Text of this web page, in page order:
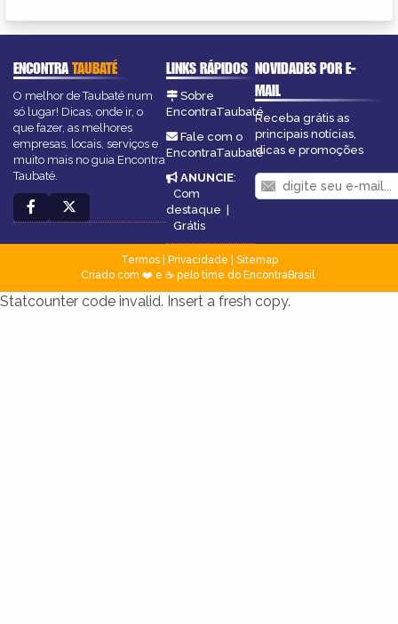
ENCONTRATAUBATÉ
O melhor de Taubaté num
só lugar! Dicas, onde ir, o
que fazer, as melhores
empresas, locais, serviços e
muito mais no guia Encontra
Taubaté.
LINKS RÁPIDOS
Sobre
EncontraTaubaté
Fale com o
EncontraTaubaté
ANUNCIE:
Com
destaque |
Grátis
NOVIDADES POR E-
MAIL
Receba grátis as
principais notícias,
dicas e promoções
Termos| Privacidade
Sitemap
Criado com ❤️ e ☕ pelo time do EncontraBrasil
Statcounter code invalid. Insert a fresh copy.